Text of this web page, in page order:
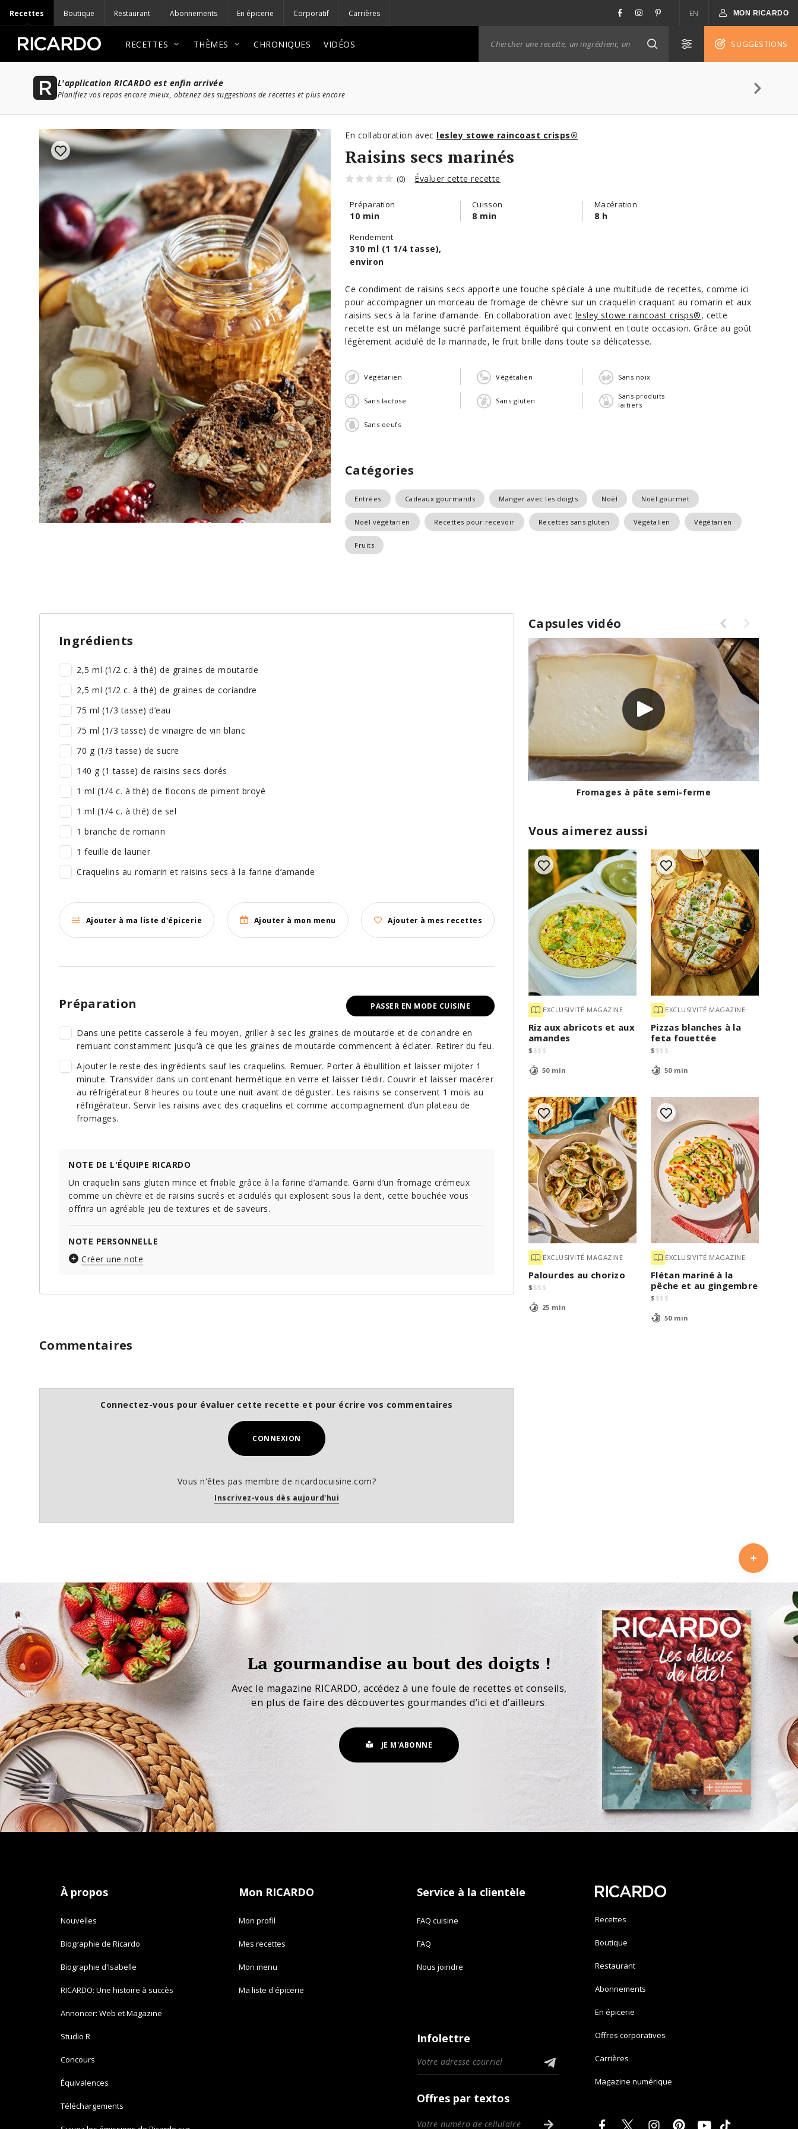
Recettes Boutique Restaurant Abonnements En épicerie Corporatif Carrières EN MON RICARDO
RECETTES THÈMES CHRONIQUES VIDÉOS SUGGESTIONS
L'application RICARDO est enfin arrivée
Planifiez vos repas encore mieux, obtenez des suggestions de recettes et plus encore
En collaboration avec lesley stowe raincoast crisps®
Raisins secs marinés
(0) Évaluer cette recette
Préparation
10 min
Cuisson
8 min
Macération
8 h
Rendement
310 ml (1 1/4 tasse),
environ
Ce condiment de raisins secs apporte une touche spéciale à une multitude de recettes, comme ici
pour accompagner un morceau de fromage de chèvre sur un craquelin craquant au romarin et aux
raisins secs à la farine d’amande. En collaboration avec lesley stowe raincoast crisps®, cette
recette est un mélange sucré parfaitement équilibré qui convient en toute occasion. Grâce au goût
légèrement acidulé de la marinade, le fruit brille dans toute sa délicatesse.
Végétarien Végétalien Sans noix
Sans lactose Sans gluten
Sans produits
laitiers
Sans oeufs
Catégories
Entrées Cadeaux gourmands Manger avec les doigts Noël Noël gourmet
Noël végétarien Recettes pour recevoir Recettes sans gluten Végétalien Végétarien
Fruits
Capsules vidéo
Fromages à pâte semi-ferme
Vous aimerez aussi
EXCLUSIVITÉ MAGAZINE
Riz aux abricots et aux
amandes
$ $$ $
50 min
EXCLUSIVITÉ MAGAZINE
Pizzas blanches à la
feta fouettée
$ $$ $
50 min
EXCLUSIVITÉ MAGAZINE
Palourdes au chorizo
$ $$ $
25 min
EXCLUSIVITÉ MAGAZINE
Flétan mariné à la
pêche et au gingembre
$ $$ $
50 min
Ingrédients
2,5 ml (1/2 c. à thé) de graines de moutarde
2,5 ml (1/2 c. à thé) de graines de coriandre
75 ml (1/3 tasse) d’eau
75 ml (1/3 tasse) de vinaigre de vin blanc
70 g (1/3 tasse) de sucre
140 g (1 tasse) de raisins secs dorés
1 ml (1/4 c. à thé) de flocons de piment broyé
1 ml (1/4 c. à thé) de sel
1 branche de romarin
1 feuille de laurier
Craquelins au romarin et raisins secs à la farine d’amande
Ajouter à ma liste d'épicerie Ajouter à mon menu Ajouter à mes recettes
PASSER EN MODE CUISINE
Préparation
Dans une petite casserole à feu moyen, griller à sec les graines de moutarde et de coriandre en
remuant constamment jusqu’à ce que les graines de moutarde commencent à éclater. Retirer du feu.
Ajouter le reste des ingrédients sauf les craquelins. Remuer. Porter à ébullition et laisser mijoter 1
minute. Transvider dans un contenant hermétique en verre et laisser tiédir. Couvrir et laisser macérer
au réfrigérateur 8 heures ou toute une nuit avant de déguster. Les raisins se conservent 1 mois au
réfrigérateur. Servir les raisins avec des craquelins et comme accompagnement d’un plateau de
fromages.
NOTE DE L'ÉQUIPE RICARDO
Un craquelin sans gluten mince et friable grâce à la farine d’amande. Garni d’un fromage crémeux
comme un chèvre et de raisins sucrés et acidulés qui explosent sous la dent, cette bouchée vous
offrira un agréable jeu de textures et de saveurs.
NOTE PERSONNELLE
Créer une note
Commentaires
Connectez-vous pour évaluer cette recette et pour écrire vos commentaires
CONNEXION
Vous n'êtes pas membre de ricardocuisine.com?
Inscrivez-vous dès aujourd'hui
La gourmandise au bout des doigts !
Avec le magazine RICARDO, accédez à une foule de recettes et conseils,
en plus de faire des découvertes gourmandes d’ici et d’ailleurs.
JE M'ABONNE
À propos
Nouvelles
Biographie de Ricardo
Biographie d'Isabelle
RICARDO: Une histoire à succès
Annoncer: Web et Magazine
Studio R
Concours
Équivalences
Téléchargements
Mon RICARDO
Mon profil
Mes recettes
Mon menu
Ma liste d'épicerie
Service à la clientèle
FAQ cuisine
FAQ
Nous joindre
Infolettre
Offres par textos
Recettes
Boutique
Restaurant
Abonnements
En épicerie
Offres corporatives
Carrières
Magazine numérique